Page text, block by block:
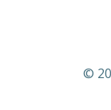
©